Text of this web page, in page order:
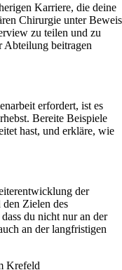
Karriere, die deine
Chirurgie unter Beweis
zu teilen und zu
Abteilung beitragen
erfordert, ist es
Bereite Beispiele
hast, und erkläre, wie
der
Zielen des
du nicht nur an der
an der langfristigen
Krefeld